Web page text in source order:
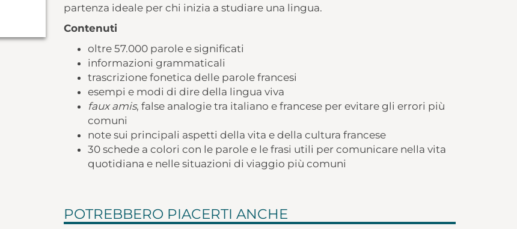
partenza ideale per chi inizia a studiare una lingua.
Contenuti
oltre 57.000 parole e significati
informazioni grammaticali
trascrizione fonetica delle parole francesi
esempi e modi di dire della lingua viva
faux amis, false analogie tra italiano e francese per evitare gli errori più
comuni
note sui principali aspetti della vita e della cultura francese
30 schede a colori con le parole e le frasi utili per comunicare nella vita
quotidiana e nelle situazioni di viaggio più comuni
POTREBBERO PIACERTI ANCHE